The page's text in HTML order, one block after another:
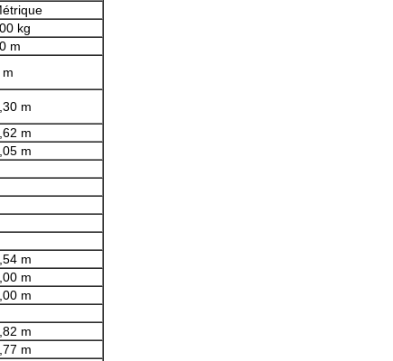
kg
m
m
m
m
m
m
m
m
m
m